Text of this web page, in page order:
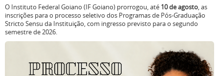
O Instituto Federal Goiano (IF Goiano) prorrogou, até 10 de agosto, as
inscrições para o processo seletivo dos Programas de Pós-Graduação
Stricto Sensu da Instituição, com ingresso previsto para o segundo
semestre de 2026.